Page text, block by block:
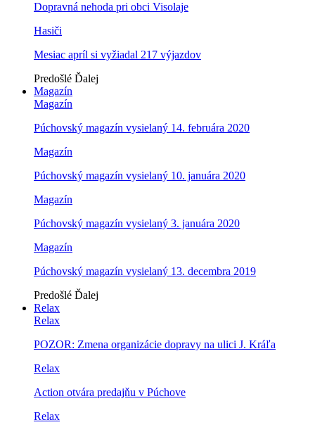
Dopravná nehoda pri obci Visolaje
Hasiči
Mesiac apríl si vyžiadal 217 výjazdov
Predošlé Ďalej
Magazín
Magazín
Púchovský magazín vysielaný 14. februára 2020
Magazín
Púchovský magazín vysielaný 10. januára 2020
Magazín
Púchovský magazín vysielaný 3. januára 2020
Magazín
Púchovský magazín vysielaný 13. decembra 2019
Predošlé Ďalej
Relax
Relax
POZOR: Zmena organizácie dopravy na ulici J. Kráľa
Relax
Action otvára predajňu v Púchove
Relax